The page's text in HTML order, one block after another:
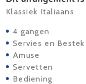
Klassiek Italiaans
4 gangen
Servies en Bestek
Amuse
Servetten
Bediening